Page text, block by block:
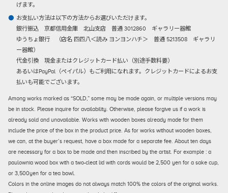
げます。
お支払い方法は以下の方法からお選びいただけます。
銀行振込京都信用金庫 北山支店 普通 3012860 ギャラリー器館
ゆうちょ銀行 （店名 四四八＜読み ヨンヨンハチ＞ 普通 5213508 ギャラリ
ー器館）
代金引換現金またはクレジットカード払い（別途手数料要）
あるいはPayPal（ペイパル）もご利用になれます。クレジットカードによるお支
払いも可能でございます。
Among works marked as “SOLD,” some may be made again, or multiple versions may
be in stock. Please inquire for availability. Otherwise, please forgive us if a work is
already sold and unavailable. Works with wooden boxes already made for them
include the price of the box in the product price. As for works without wooden boxes,
we can, at the buyer’s request, have a box made for a separate fee. About ten days
are necessary for a box to be made and then inscribed by the artist. For example : a
paulownia wood box with a two-cleat lid with cords would be 2,500 yen for a sake cup,
or 3,500yen for a tea bowl.
Colors in the online images do not always match 100% the colors of the original works.